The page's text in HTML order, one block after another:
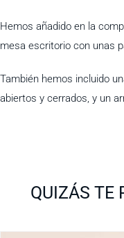
Hemos añadido en la
mesa escritorio con unas
También hemos incluido
abiertos y cerrados, y un
QUIZÁS TE